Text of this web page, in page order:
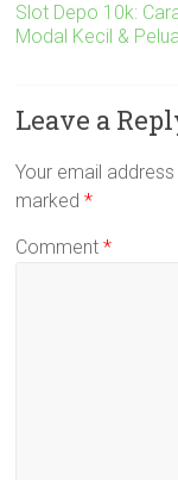
Slot Depo 10k:
Modal Kecil &
Leave a
Your email
marked*
Comment*